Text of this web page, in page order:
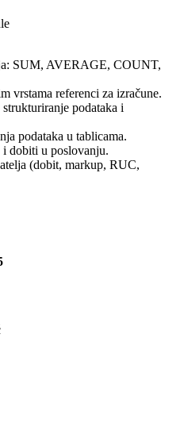
SUM, AVERAGE, COUNT,
vrstama referenci za izračune.
podataka i
podataka u tablicama.
i dobiti u poslovanju.
(dobit, markup, RUC,